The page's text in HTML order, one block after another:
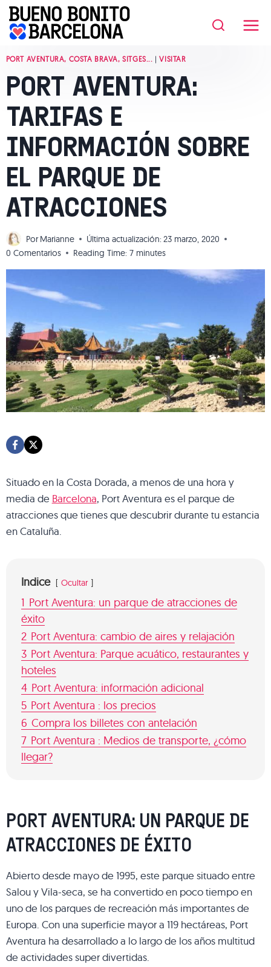
Saltar
contenido
PORT AVENTURA, COSTA BRAVA, SITGES... |VISITAR
PORT AVENTURA:
TARIFAS E
INFORMACIÓN SOBRE
EL PARQUE DE
ATRACCIONES
Por Marianne Última actualización: 23 marzo, 2020
0 Comentarios
Reading Time: 7 minutes
Situado en la Costa Dorada, a menos de una hora y
media de Barcelona, Port Aventura es el parque de
atracciones que tienes que descubrir durante tu estancia
en Cataluña.
Indice Ocultar
1 Port Aventura: un parque de atracciones de
éxito
2 Port Aventura: cambio de aires y relajación
3 Port Aventura: Parque acuático, restaurantes y
hoteles
4 Port Aventura: información adicional
5 Port Aventura : los precios
6 Compra los billetes con antelación
7 Port Aventura : Medios de transporte, ¿cómo
llegar?
PORT AVENTURA: UN PARQUE DE
ATRACCIONES DE ÉXITO
Abierto desde mayo de 1995, este parque situado entre
Salou y Vila-seca, se ha convertido en poco tiempo en
uno de los parques de recreación más importantes de
Europa. Con una superficie mayor a 119 hectáreas, Port
Aventura ha desarrollado a lo largo de los años multitud
de actividades super divertidas.